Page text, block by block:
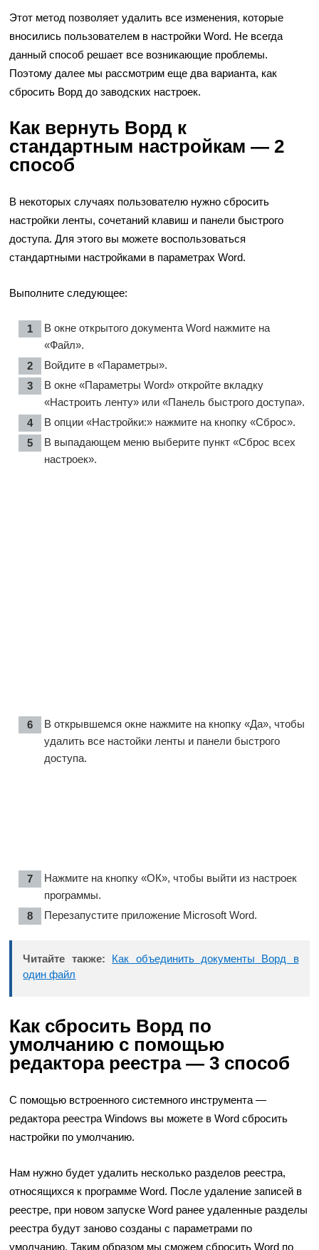
Этот метод позволяет удалить все изменения, которые
вносились пользователем в настройки Word. Не всегда
данный способ решает все возникающие проблемы.
Поэтому далее мы рассмотрим еще два варианта, как
сбросить Ворд до заводских настроек.
Как вернуть Ворд к
стандартным настройкам — 2
способ
В некоторых случаях пользователю нужно сбросить
настройки ленты, сочетаний клавиш и панели быстрого
доступа. Для этого вы можете воспользоваться
стандартными настройками в параметрах Word.
Выполните следующее:
В окне открытого документа Word нажмите на
«Файл».
Войдите в «Параметры».
В окне «Параметры Word» откройте вкладку
«Настроить ленту» или «Панель быстрого доступа».
В опции «Настройки:» нажмите на кнопку «Сброс».
В выпадающем меню выберите пункт «Сброс всех
настроек».
В открывшемся окне нажмите на кнопку «Да», чтобы
удалить все настойки ленты и панели быстрого
доступа.
Нажмите на кнопку «ОК», чтобы выйти из настроек
программы.
Перезапустите приложение Microsoft Word.
Читайте также:
Как объединить документы Ворд в
один файл
Как сбросить Ворд по
умолчанию с помощью
редактора реестра — 3 способ
С помощью встроенного системного инструмента —
редактора реестра Windows вы можете в Word сбросить
настройки по умолчанию.
Нам нужно будет удалить несколько разделов реестра,
относящихся к программе Word. После удаление записей в
реестре, при новом запуске Word ранее удаленные разделы
реестра будут заново созданы с параметрами по
умолчанию. Таким образом мы сможем сбросить Word по